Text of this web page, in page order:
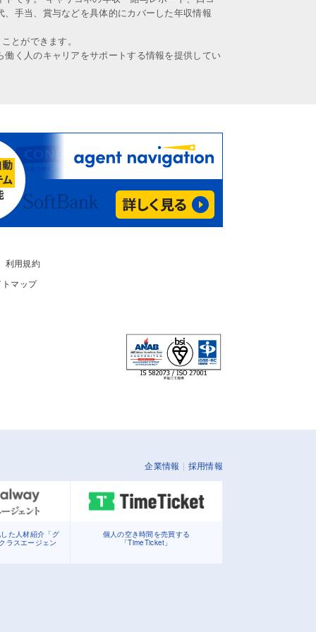
手当、賞与などを具体的にカバーした年収情報
とができます。
く人のキャリアをサポートする情報を提供してい
利用規約
マップ
企業情報 採用情報
た人材紹介「グ
ラスエージェン
個人の空き時間を売買する
「TimeTicket」